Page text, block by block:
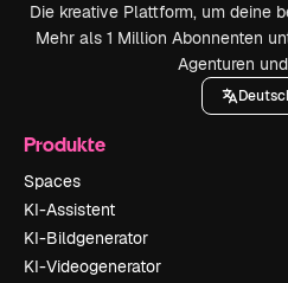
Die kreative Plattform, um deine
Mehr als 1 Million Abonnenten
Agenturen
Produkte
Spaces
KI-Assistent
KI-Bildgenerator
KI-Videogenerator